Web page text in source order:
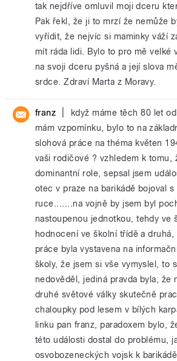
tak nejdříve omluvil moji dceru
Pak řekl, že ji to mrzí že nemůže
vyřídit, že nejvíc si maminky váží
mít ráda lidi. Bylo to pro mě velké
na svoji dceru pyšná a její slova
srdce. Zdraví Marta z Moravy.
franz
když máme těch 80 let
mám vzpomínku, bylo to na
slohová práce na théma květen
vaši rodičové ? vzhledem k tomu,
dominantní role, sepsal jsem
otec v praze na barikádě bojoval s
ruce.......na vojně by jsem byl
nastoupenou jednotkou, tehdy ve
hodnocení ve školní třídě a druhá,
práce byla vystavena na
školy, že jsem si vše vymyslel, to
nedověděl, jediná pravda byla, že
druhé světové války skutečně
chaloupky pod lesem v bílých
linku pan franz, paradoxem bylo,
této události dostal do problému,
osvobozeneckých vojsk k